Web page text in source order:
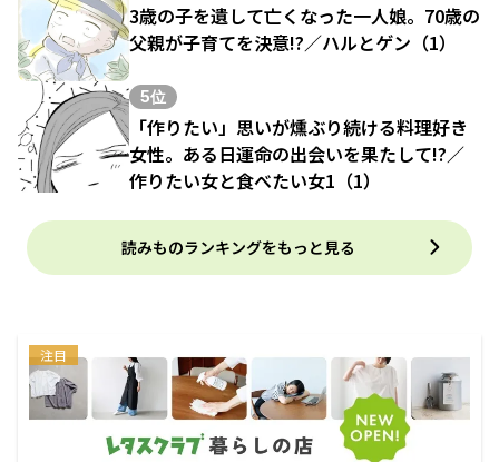
3歳の子を遺して亡くなった一人娘。70歳の
父親が子育てを決意!?／ハルとゲン（1）
5位
「作りたい」思いが燻ぶり続ける料理好き
女性。ある日運命の出会いを果たして!?／
作りたい女と食べたい女1（1）
読みものランキングをもっと見る
注目